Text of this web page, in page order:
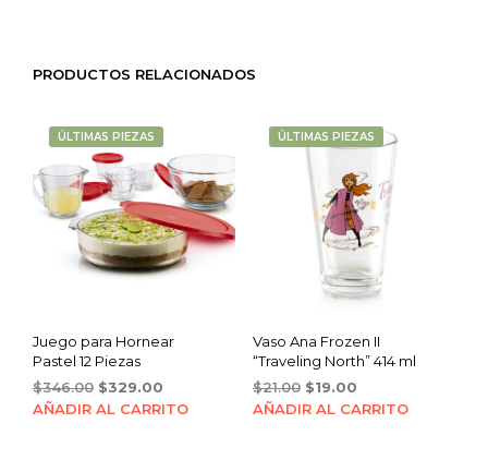
PRODUCTOS RELACIONADOS
ÚLTIMAS PIEZAS
Juego para Hornear
Pastel 12 Piezas
$346.00 Original
price
$329.00
price
AÑADIR AL CARRITO
ÚLTIMAS PIEZAS
Vaso Ana Frozen II
“Traveling North” 414 ml
$21.00 Original
price
$19.00Current
price
AÑADIR AL CARRITO